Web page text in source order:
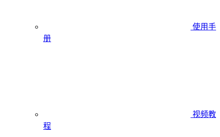
使用手
册
视频教
程